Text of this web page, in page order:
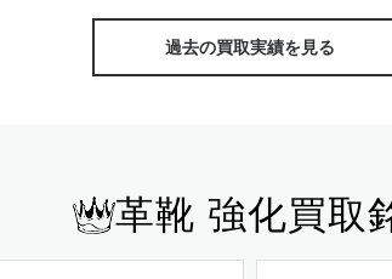
過去の買取実績を見る
革靴 強化買取